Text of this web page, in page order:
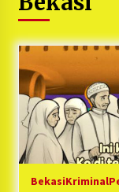
BekasiKriminal